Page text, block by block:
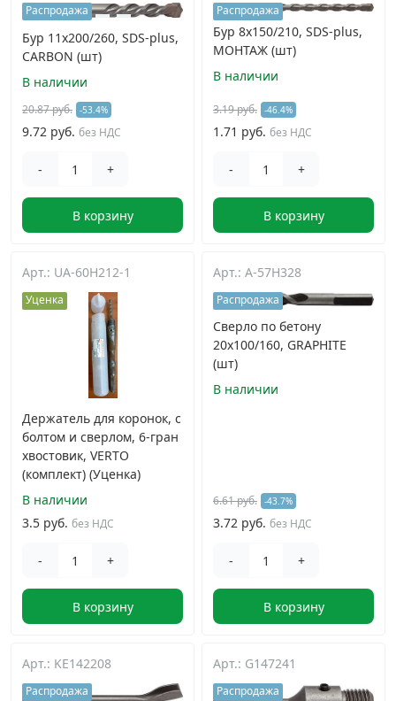
Распродажа
Бур 11x200/260, SDS-plus,
CARBON (шт)
В наличии
20.87 руб. -53.4%
9.72 руб. без НДС
- +
В корзину
Распродажа
Бур 8х150/210, SDS-plus,
МОНТАЖ (шт)
В наличии
3.19 руб. -46.4%
1.71 руб. без НДС
- +
В корзину
Арт.: UA-60H212-1
Уценка
Держатель для коронок, с
болтом и сверлом, 6-гран
хвостовик, VERTO
(комплект) (Уценка)
В наличии
3.5 руб. без НДС
- +
В корзину
Арт.: A-57H328
Распродажа
Сверло по бетону
20x100/160, GRAPHITE
(шт)
В наличии
6.61 руб. -43.7%
3.72 руб. без НДС
- +
В корзину
Арт.: KE142208
Распродажа
Арт.: G147241
Распродажа